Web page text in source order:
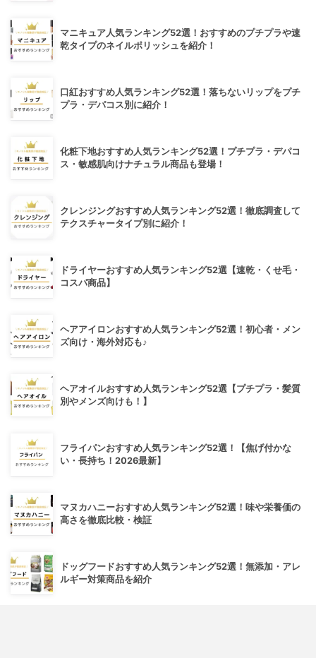
マニキュア人気ランキング52選！おすすめのプチプラや速
乾タイプのネイルポリッシュを紹介！
口紅おすすめ人気ランキング52選！落ちないリップをプチ
プラ・デパコス別に紹介！
化粧下地おすすめ人気ランキング52選！プチプラ・デパコ
ス・敏感肌向けナチュラル商品も登場！
クレンジングおすすめ人気ランキング52選！徹底調査して
テクスチャータイプ別に紹介！
ドライヤーおすすめ人気ランキング52選【速乾・くせ毛・
コスパ商品】
ヘアアイロンおすすめ人気ランキング52選！初心者・メン
ズ向け・海外対応も♪
ヘアオイルおすすめ人気ランキング52選【プチプラ・髪質
別やメンズ向けも！】
フライパンおすすめ人気ランキング52選！【焦げ付かな
い・長持ち！2026最新】
マヌカハニーおすすめ人気ランキング52選！味や栄養価の
高さを徹底比較・検証
ドッグフードおすすめ人気ランキング52選！無添加・アレ
ルギー対策商品を紹介